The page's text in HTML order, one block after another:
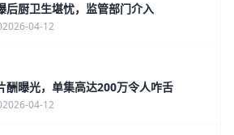
后厨卫生堪忧，监管部门介入
2026-04-12
酬曝光，单集高达200万令人咋舌
2026-04-12